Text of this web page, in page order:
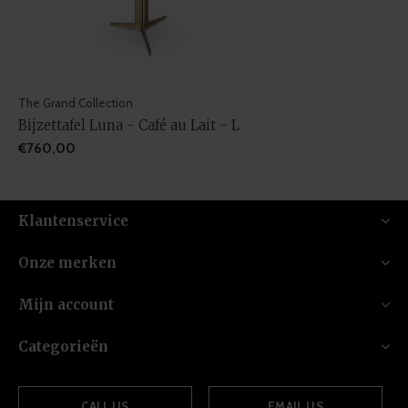
The Grand Collection
Bijzettafel Luna - Café au Lait - L
€760,00
Klantenservice
Onze merken
Mijn account
Categorieën